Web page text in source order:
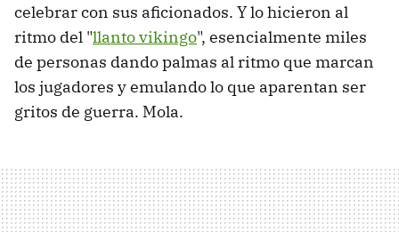
celebrar con sus aficionados. Y lo hicieron al
ritmo del "llanto vikingo", esencialmente miles
de personas dando palmas al ritmo que marcan
los jugadores y emulando lo que aparentan ser
gritos de guerra. Mola.